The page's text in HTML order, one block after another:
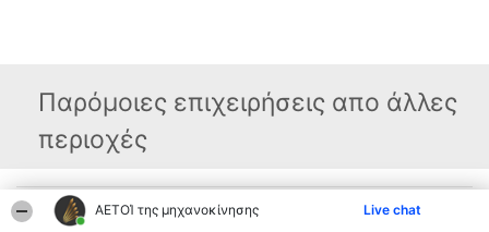
ΑΕΤΟΊ της μηχανοκίνησης Live chat
Παρόμοιες επιχειρήσεις απο άλλες
περιοχές
Διοργανωτής της
κατάταξης
Κατάταξη Επικοινωνία